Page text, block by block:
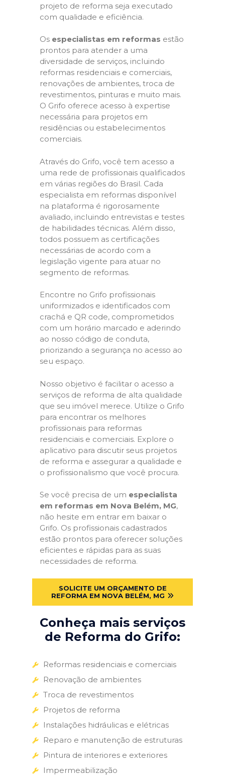
projeto de reforma seja executado
com qualidade e eficiência.
Os especialistas em reformas estão
prontos para atender a uma
diversidade de serviços, incluindo
reformas residenciais e comerciais,
renovações de ambientes, troca de
revestimentos, pinturas e muito mais.
O Grifo oferece acesso à expertise
necessária para projetos em
residências ou estabelecimentos
comerciais.
Através do Grifo, você tem acesso a
uma rede de profissionais qualificados
em várias regiões do Brasil. Cada
especialista em reformas disponível
na plataforma é rigorosamente
avaliado, incluindo entrevistas e testes
de habilidades técnicas. Além disso,
todos possuem as certificações
necessárias de acordo com a
legislação vigente para atuar no
segmento de reformas.
Encontre no Grifo profissionais
uniformizados e identificados com
crachá e QR code, comprometidos
com um horário marcado e aderindo
ao nosso código de conduta,
priorizando a segurança no acesso ao
seu espaço.
Nosso objetivo é facilitar o acesso a
serviços de reforma de alta qualidade
que seu imóvel merece. Utilize o Grifo
para encontrar os melhores
profissionais para reformas
residenciais e comerciais. Explore o
aplicativo para discutir seus projetos
de reforma e assegurar a qualidade e
o profissionalismo que você procura.
Se você precisa de um especialista
em reformas em Nova Belém, MG,
não hesite em entrar em baixar o
Grifo. Os profissionais cadastrados
estão prontos para oferecer soluções
eficientes e rápidas para as suas
necessidades de reforma.
SOLICITE UM ORÇAMENTO DE
REFORMA EM NOVA BELÉM, MG
Conheça mais serviços
de Reforma do Grifo:
Reformas residenciais e comerciais
Renovação de ambientes
Troca de revestimentos
Projetos de reforma
Instalações hidráulicas e elétricas
Reparo e manutenção de estruturas
Pintura de interiores e exteriores
Impermeabilização